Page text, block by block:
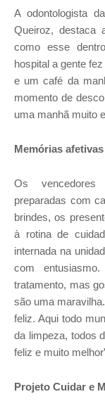
A odontologista
Queiroz, destaca
como esse
hospital a gente
e um café da
momento de
uma manhã muito
Memórias afetivas
Os vencedores
preparadas com
brindes, os
à rotina de
internada na
com
tratamento, mas
são uma
feliz. Aqui todo
da limpeza, todos
feliz e muito
Projeto Cuidar e